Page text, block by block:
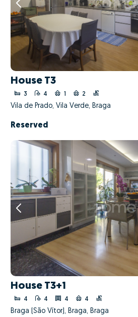
House T3
3 4 2
Vila de Prado, Vila Verde, Braga
Reserved
House T3+1
4 4 4 4
Braga (São Vítor), Braga, Braga